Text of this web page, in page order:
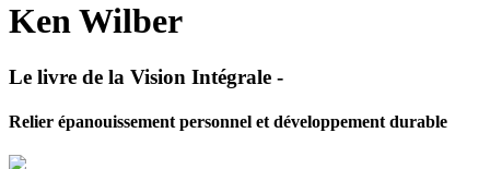
Ken Wilber
Le livre de la Vision Intégrale -
Relier épanouissement personnel et développement durable